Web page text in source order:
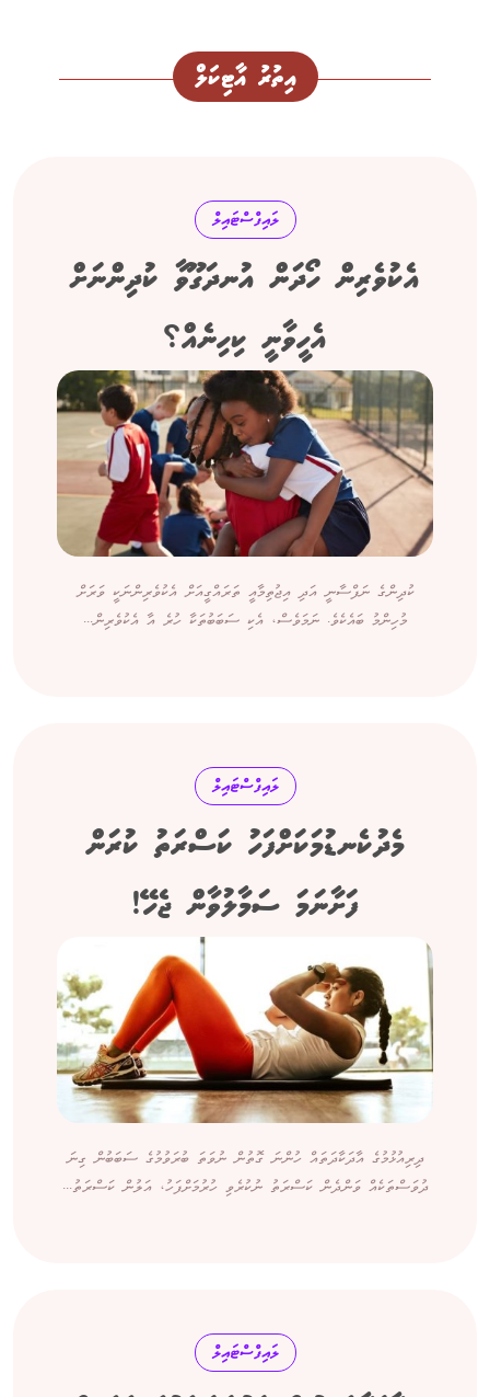
އިތުރު އާޓިކަލް
ލައިފްސްޓައިލް
އެކުވެރިން ހޯދަން އުނދަގޫވާ ކުދިންނަށް
އެހީވާނީ ކިހިނެއް؟
ކުދިންގެ ނަފްސާނީ އަދި އިޖުތިމާއީ ތަރައްގީއަށް އެކުވެރިންނަކީ ވަރަށް
މުހިންމު ބައެކެވެ. ނަމަވެސް، އެކި ސަބަބުތަކާ ހުރެ އާ އެކުވެރިން...
ލައިފްސްޓައިލް
މެދުކެނޑުމަކަށްފަހު ކަސްރަތު ކުރަން
ފަށާނަމަ ސަމާލުވާން ޖެހޭ!
ދިރިއުޅުމުގެ އާދަކާދަތައް ހުންނަ ގޮތުން ނުވަތަ ބުރަވުމުގެ ސަބަބުން ގިނަ
ދުވަސްތަކެއް ވަންދެން ކަސްރަތު ނުކުރެވި ހުރުމަށްފަހު، އަލުން ކަސްރަތު...
ލައިފްސްޓައިލް